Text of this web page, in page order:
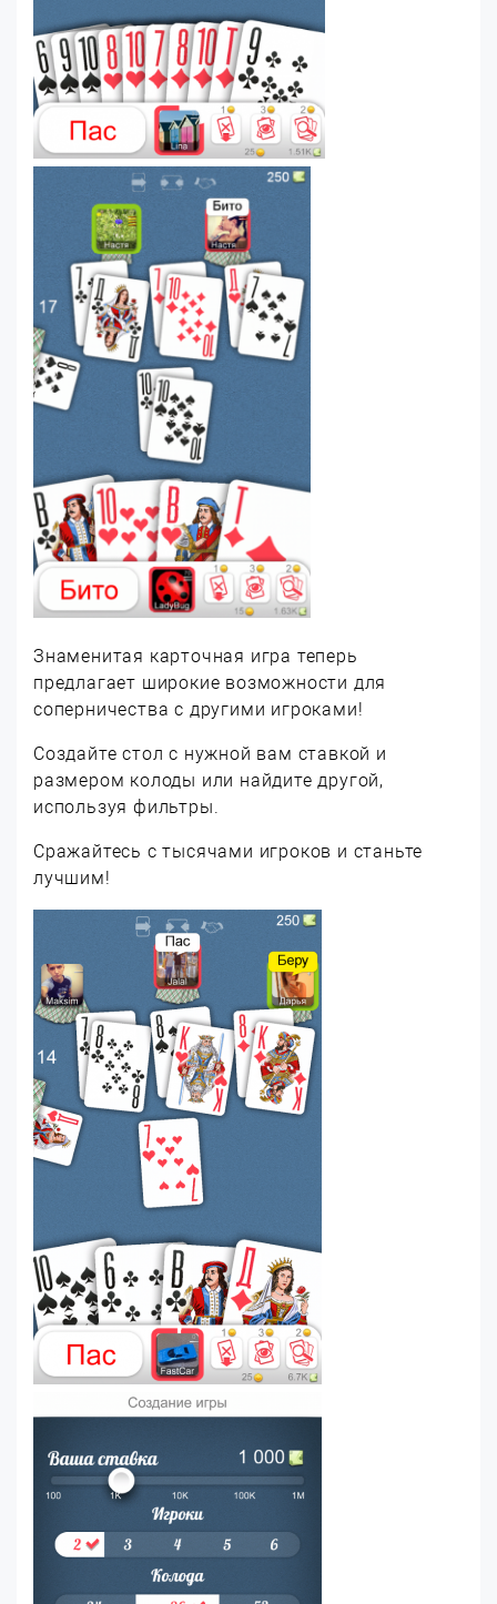
Знаменитая карточная игра теперь
предлагает широкие возможности для
соперничества с другими игроками!
Создайте стол с нужной вам ставкой и
размером колоды или найдите другой,
используя фильтры.
Сражайтесь с тысячами игроков и станьте
лучшим!